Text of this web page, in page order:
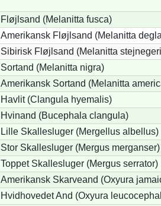
Fløjlsand (Melanitta fusca)
Amerikansk Fløjlsand (Melanitta
Sibirisk Fløjlsand (Melanitta
Sortand (Melanitta nigra)
Amerikansk Sortand (Melanitta
Havlit (Clangula hyemalis)
Hvinand (Bucephala clangula)
Lille Skallesluger (Mergellus albellus)
Stor Skallesluger (Mergus merganser)
Toppet Skallesluger (Mergus serrator)
Amerikansk Skarveand (Oxyura
Hvidhovedet And (Oxyura